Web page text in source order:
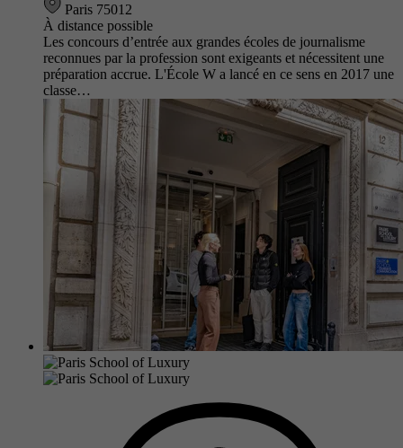
Paris 75012
À distance possible
Les concours d’entrée aux grandes écoles de journalisme
reconnues par la profession sont exigeants et nécessitent une
préparation accrue. L'École W a lancé en ce sens en 2017 une
classe…